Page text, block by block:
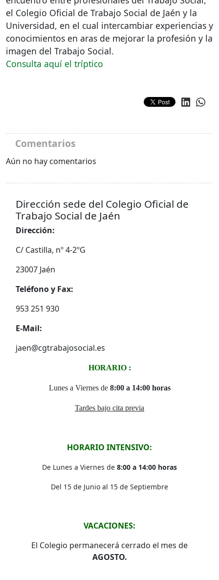
el Colegio Oficial de Trabajo Social de Jaén y la
Universidad, en el cual intercambiar experiencias y
conocimientos en aras de mejorar la profesión y la
imagen del Trabajo Social.
Consulta aquí el tríptico
Comentarios
Aún no hay comentarios
Dirección sede del Colegio Oficial de
Trabajo Social de Jaén
Dirección:
C/ Castilla, nº 4-2ºG
23007 Jaén
Teléfono y Fax:
953 251 930
E-Mail:
jaen@cgtrabajosocial.es
HORARIO :
Lunes a Viernes de 8:00 a 14:00 horas
Tardes bajo cita previa
HORARIO INTENSIVO:
De Lunes a Viernes de 8:00 a 14:00 horas
Del 15 de Junio al 15 de Septiembre
VACACIONES:
El Colegio permanecerá cerrado el mes de
AGOSTO.